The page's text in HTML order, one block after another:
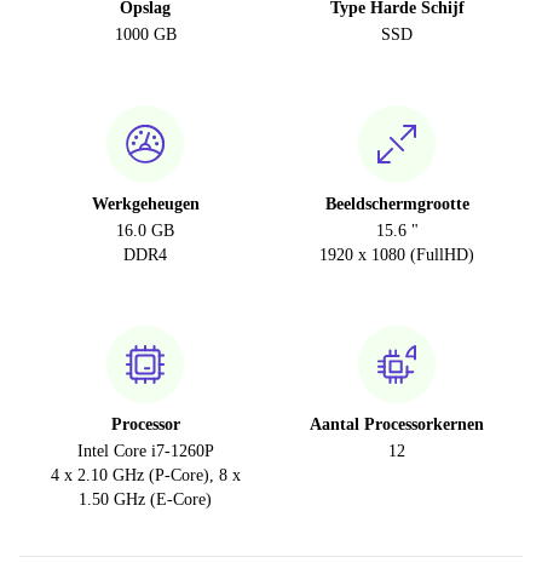
Opslag
1000 GB
Type Harde Schijf
SSD
Werkgeheugen
16.0 GB
DDR4
Beeldschermgrootte
15.6 "
1920 x 1080 (FullHD)
Processor
Intel Core i7-1260P
4 x 2.10 GHz (P-Core), 8 x
1.50 GHz (E-Core)
Aantal Processorkernen
12